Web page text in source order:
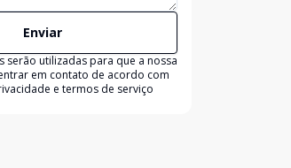
Enviar
serão utilizadas para que a nossa
em contato de acordo com
e termos de serviço